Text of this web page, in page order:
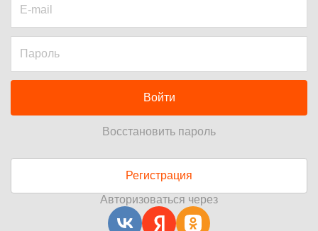
Войти
Восстановить пароль
Регистрация
Авторизоваться через